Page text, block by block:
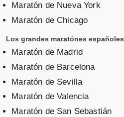
Maratón de Nueva York
Maratón de Chicago
Los grandes maratónes españoles
Maratón de Madrid
Maratón de Barcelona
Maratón de Sevilla
Maratón de Valencia
Maratón de San Sebastián